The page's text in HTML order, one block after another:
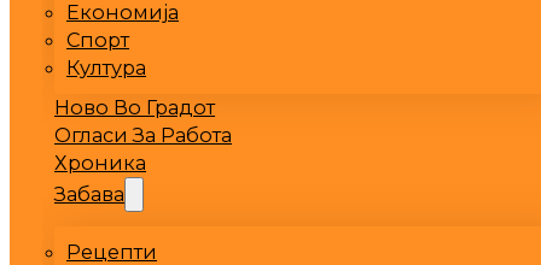
Економија
Спорт
Култура
Ново Во Градот
Огласи За Работа
Хроника
Забава
Рецепти